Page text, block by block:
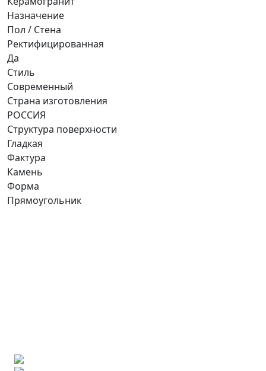
Назначение
Пол / Стена
Ректифицированная
Да
Стиль
Современный
Страна изготовления
РОССИЯ
Структура поверхности
Гладкая
Фактура
Камень
Форма
Прямоугольник